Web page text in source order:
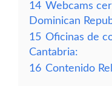
14 Webcams
Dominican
15 Oficinas de
Cantabria:
16 Contenido